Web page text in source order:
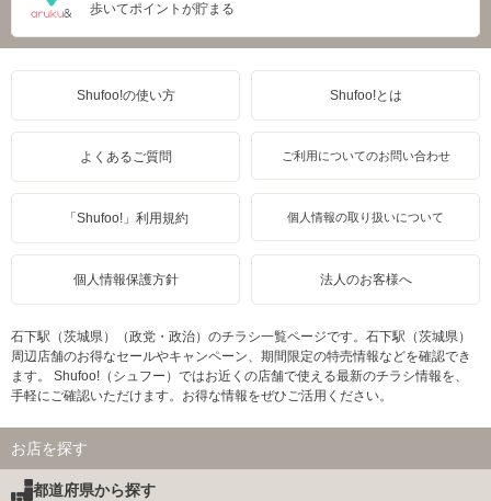
歩いてポイントが貯まる
Shufoo!の使い方 Shufoo!とは
よくあるご質問 ご利用についてのお問い合わせ
「Shufoo!」利用規約 個人情報の取り扱いについて
個人情報保護方針 法人のお客様へ
石下駅（茨城県）（政党・政治）のチラシ一覧ページです。石下駅（茨城県）
周辺店舗のお得なセールやキャンペーン、期間限定の特売情報などを確認でき
ます。 Shufoo!（シュフー）ではお近くの店舗で使える最新のチラシ情報を、
手軽にご確認いただけます。お得な情報をぜひご活用ください。
お店を探す
都道府県から探す